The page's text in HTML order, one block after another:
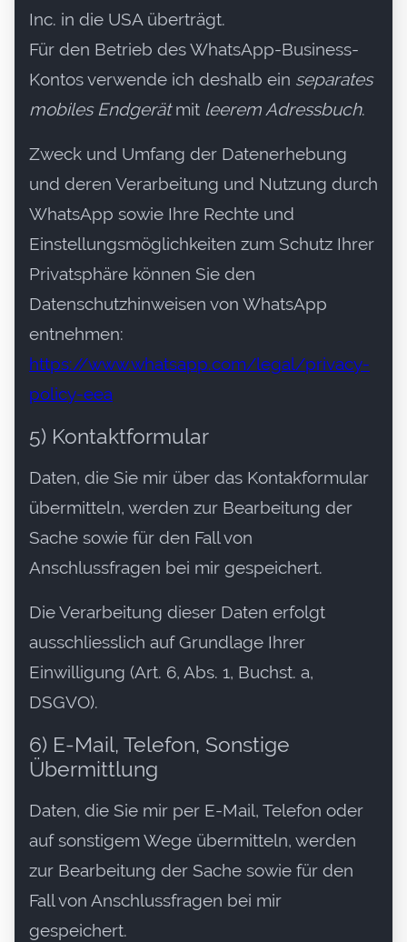
Inc. in die USA überträgt.
Für den Betrieb des WhatsApp-Business-
Kontos verwende ich deshalb ein separates
mobiles Endgerätmit leerem Adressbuch.
Zweck und Umfang der Datenerhebung
und deren Verarbeitung und Nutzung durch
WhatsApp sowie Ihre Rechte und
Einstellungsmöglichkeiten zum Schutz Ihrer
Privatsphäre können Sie den
Datenschutzhinweisen von WhatsApp
entnehmen:
https://www.whatsapp.com/legal/privacy-
policy-eea
5) Kontaktformular
Daten, die Sie mir über das Kontakformular
übermitteln, werden zur Bearbeitung der
Sache sowie für den Fall von
Anschlussfragen bei mir gespeichert.
Die Verarbeitung dieser Daten erfolgt
ausschliesslich auf Grundlage Ihrer
Einwilligung (Art. 6, Abs. 1, Buchst. a,
DSGVO).
6) E-Mail, Telefon, Sonstige
Übermittlung
Daten, die Sie mir per E-Mail, Telefon oder
auf sonstigem Wege übermitteln, werden
zur Bearbeitung der Sache sowie für den
Fall von Anschlussfragen bei mir
gespeichert.